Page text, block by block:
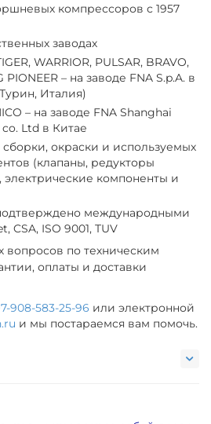
компрессоров с 1957
заводах
WARRIOR, PULSAR, BRAVO,
PIONEER – на заводе FNA S.p.A. в
Италия)
– на заводе FNA Shanghai
Ltd в Китае
окраски и используемых
(клапаны, редукторы
компоненты и
международными
CSA, ISO 9001, TUV
вопросов по техническим
оплаты и доставки
908-583-25-96 или электронной
и мы постараемся вам помочь.